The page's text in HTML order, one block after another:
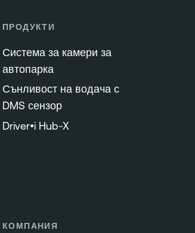
ПРОДУКТИ
Система за камери за
автопарка
Сънливост на водача с
DMS сензор
Driver•i Hub-X
КОМПАНИЯ